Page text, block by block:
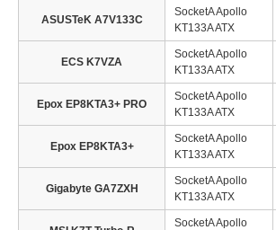
ASUSTeK A7V133C
SocketA Apollo
KT133A ATX
ECS K7VZA
SocketA Apollo
KT133A ATX
Epox EP8KTA3+ PRO
SocketA Apollo
KT133A ATX
Epox EP8KTA3+
SocketA Apollo
KT133A ATX
Gigabyte GA7ZXH
SocketA Apollo
KT133A ATX
SocketA Apollo